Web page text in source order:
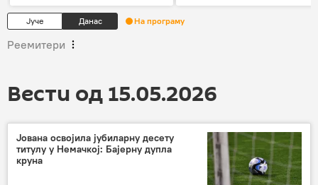
Јуче Данас На програму
Реемитери
Вести од 15.05.2026
Јована освојила јубиларну десету
титулу у Немачкој: Бајерну дупла
круна